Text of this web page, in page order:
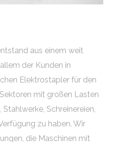
aus einem weit
der Kunden in
Elektrostapler für den
mit großen Lasten
Schreinereien,
zu haben. Wir
die Maschinen mit